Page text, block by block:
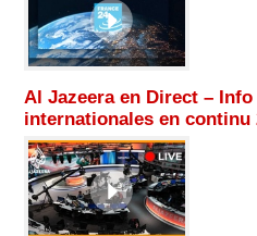
Al Jazeera en Direct –
internationales en continu